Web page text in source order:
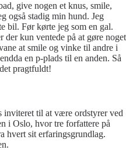
give nogen et knus, smile,
også stadig min hund. Jeg
bil. Før kørte jeg som en gal.
der kun ventede på at gøre noget
at smile og vinke til andre i
en p-plads til en anden. Så
pragtfuldt!
inviteret til at være ordstyrer ved
i Oslo, hvor tre forfattere på
hvert sit erfaringsgrundlag.